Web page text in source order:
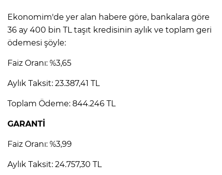
Ekonomim'de yer alan habere göre, bankalara göre
36 ay 400 bin TL taşıt kredisinin aylık ve toplam geri
ödemesi şöyle:
Faiz Oranı: %3,65
Aylık Taksit: 23.387,41 TL
Toplam Ödeme: 844.246 TL
GARANTİ
Faiz Oranı: %3,99
Aylık Taksit: 24.757,30 TL